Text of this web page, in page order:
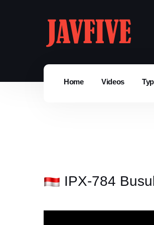
Home Videos
IPX-784